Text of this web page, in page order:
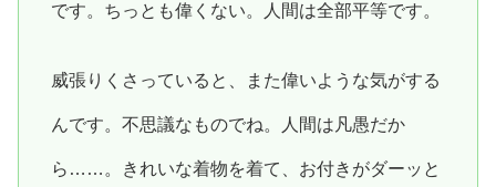
です。ちっとも偉くない。人間は全部平等です。
威張りくさっていると、また偉いような気がする
んです。不思議なものでね。人間は凡愚だか
ら……。きれいな着物を着て、お付きがダーッと